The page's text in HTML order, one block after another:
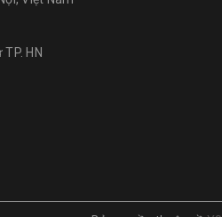
HN